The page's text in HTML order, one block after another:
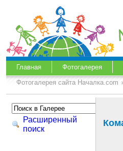
Главная Фотогалерея
Фотогалерея сайта Началка.com
Расширенный
поиск